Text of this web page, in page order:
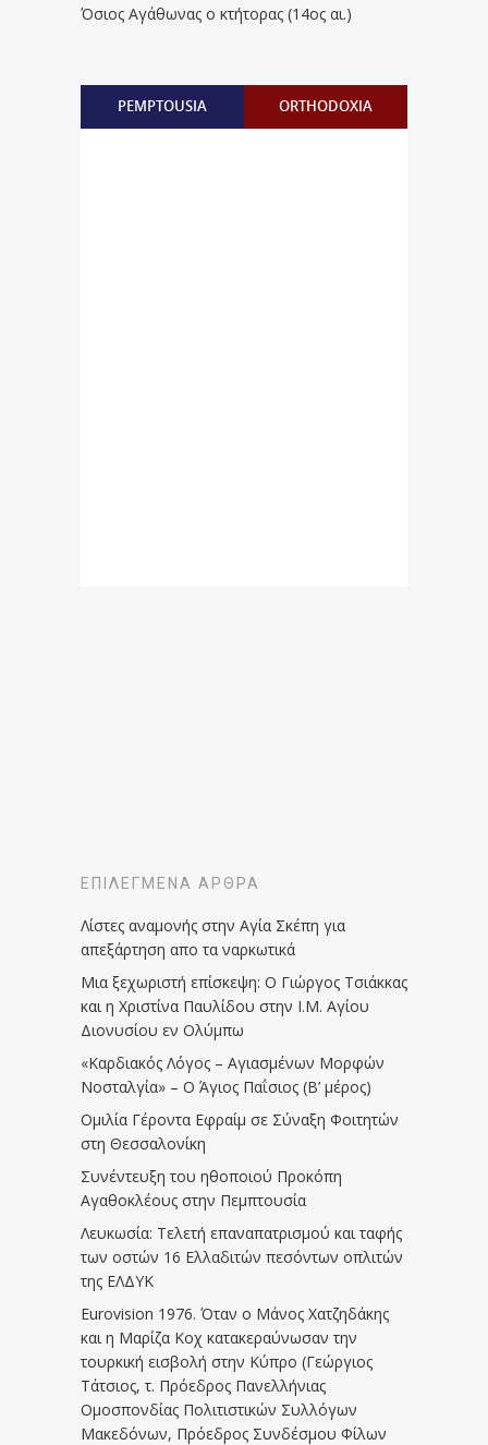
Όσιος Αγάθωνας ο κτήτορας (14ος αι.)
PEMPTOUSIA ORTHODOXIA
ΕΠΙΛΕΓΜΈΝΑ ΆΡΘΡΑ
Λίστες αναμονής στην Αγία Σκέπη για
απεξάρτηση απο τα ναρκωτικά
Μια ξεχωριστή επίσκεψη: Ο Γιώργος Τσιάκκας
και η Χριστίνα Παυλίδου στην Ι.Μ. Αγίου
Διονυσίου εν Ολύμπω
«Καρδιακός Λόγος – Αγιασμένων Μορφών
Νοσταλγία» – Ο Άγιος Παΐσιος (Β’ μέρος)
Ομιλία Γέροντα Εφραίμ σε Σύναξη Φοιτητών
στη Θεσσαλονίκη
Συνέντευξη του ηθοποιού Προκόπη
Αγαθοκλέους στην Πεμπτουσία
Λευκωσία: Τελετή επαναπατρισμού και ταφής
των οστών 16 Ελλαδιτών πεσόντων οπλιτών
της ΕΛΔΥΚ
Eurovision 1976. Όταν ο Μάνος Χατζηδάκης
και η Μαρίζα Κοχ κατακεραύνωσαν την
τουρκική εισβολή στην Κύπρο (Γεώργιος
Τάτσιος, τ. Πρόεδρος Πανελλήνιας
Ομοσπονδίας Πολιτιστικών Συλλόγων
Μακεδόνων, Πρόεδρος Συνδέσμου Φίλων